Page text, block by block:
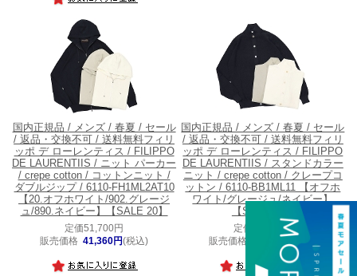
国内正規品 / メンズ / 春夏 / セール
/ 返品・交換不可 / 送料無料フィリ
ッポ デ ローレンティス / FILIPPO
DE LAURENTIIS / ニット パーカー
/ crepe cotton / コットンニット /
ダブルジップ / 6110-FH1ML2AT10
【20.オフホワイト/902.グレージ
ュ/890.ネイビー】【SALE 20】
定価51,700円
販売価格 41,360円(税込)
国内正規品 / メンズ / 春夏 / セール
/ 返品・交換不可 / 送料無料フィリ
ッポ デ ローレンティス / FILIPPO
DE LAURENTIIS / スタンドカラー
ニット / crepe cotton / クレープコ
ットン / 6110-BB1ML11 【オフホ
ワイト/グレージュ/ネイビー】
【SALE 20】
定価42,900円
販売価格
(税込)